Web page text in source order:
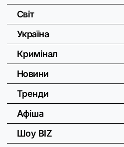
Світ
Україна
Кримінал
Новини
Тренди
Афіша
Шоу BIZ